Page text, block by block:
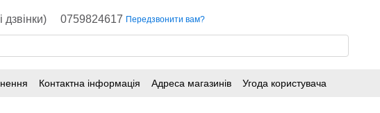
0759824617 Передзвонити вам?
Контактна інформація Адреса магазинів Угода користувача